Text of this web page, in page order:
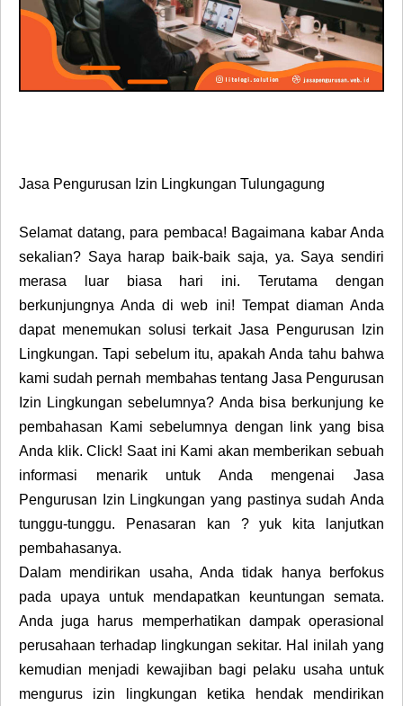
Jasa Pengurusan Izin Lingkungan Tulungagung
Selamat datang, para pembaca! Bagaimana kabar Anda
sekalian? Saya harap baik-baik saja, ya. Saya sendiri
merasa luar biasa hari ini. Terutama dengan
berkunjungnya Anda di web ini! Tempat diaman Anda
dapat menemukan solusi terkait Jasa Pengurusan Izin
Lingkungan. Tapi sebelum itu, apakah Anda tahu bahwa
kami sudah pernah membahas tentang Jasa Pengurusan
Izin Lingkungan sebelumnya? Anda bisa berkunjung ke
pembahasan Kami sebelumnya dengan link yang bisa
Anda klik. Click! Saat ini Kami akan memberikan sebuah
informasi menarik untuk Anda mengenai Jasa
Pengurusan Izin Lingkungan yang pastinya sudah Anda
tunggu-tunggu. Penasaran kan ? yuk kita lanjutkan
pembahasanya.
Dalam mendirikan usaha, Anda tidak hanya berfokus
pada upaya untuk mendapatkan keuntungan semata.
Anda juga harus memperhatikan dampak operasional
perusahaan terhadap lingkungan sekitar. Hal inilah yang
kemudian menjadi kewajiban bagi pelaku usaha untuk
mengurus izin lingkungan ketika hendak mendirikan